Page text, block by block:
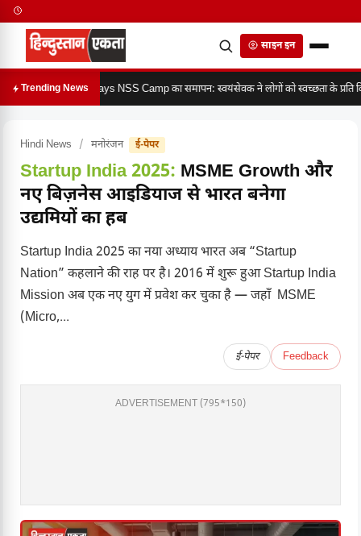
साइन इन
Trending News7 days NSS Camp का समापन: स्वयंसेवक ने लोगों को स्वच्छता के प्रति
Hindi News / मनोरंजन ई-पेपर
Startup India 2025: MSME Growth और
नए बिज़नेस आइडियाज से भारत बनेगा
उद्यमियों का हब
Startup India 2025 का नया अध्याय भारत अब “Startup
Nation” कहलाने की राह पर है। 2016 में शुरू हुआ Startup India
Mission अब एक नए युग में प्रवेश कर चुका है — जहाँ MSME
(Micro,...
ई-पेपर Feedback
ADVERTISEMENT (795*150)